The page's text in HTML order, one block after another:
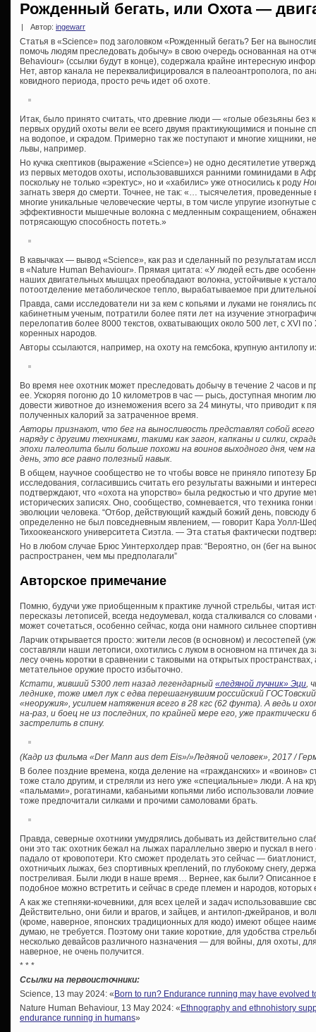
Рожденный бегать, или Охота —
Автор: ingewarr
Статья в «Science» под заголовком «Рожденный бегать? Бег на
помочь людям преследовать добычу» в свою очередь основанная на
Behaviour» (ссылки будут в конце), содержала крайне интересную
Нет, автор канала не переквалифицировался в палеоантрополога, по
ковидного периода, просто речь идет об охоте.
Итак, было принято считать, что древние люди — «голые обезьяны без
первых орудий охоты вели ее всего двумя практикующимися и поныне
на водопое, и скрадом. Примерно так же поступают и многие хищники,
львы, например.
Но кучка скептиков (выражение «Science») не одно десятилетие
из первых методов охоты, использовавшихся ранними гоминидами в
поскольку не только «эректус», но и «хабилис» уже относились к роду
загнать зверя до смерти. Точнее, не так: «… тысячелетия,
многие уникальные человеческие черты, в том числе упругие
эффективности мышечные волокна с медленным сокращением,
потрясающую способность потеть.»
В кавычках — вывод «Science», как раз и сделанный по результатам
в «Nature Human Behaviour». Прямая цитата: «У людей есть две
наших двигательных мышцах преобладают волокна, устойчивые к
потоотделение метаболическое тепло, вырабатываемое при
Правда, сами исследователи ни за кем с копьями и луками не гонялись
кабинетным ученым, потратили более пяти лет на изучение
перелопатив более 8000 текстов, охватывающих около 500 лет, с XVI
коренных народов.
Авторы ссылаются, например, на охоту на гемсбока, крупную антилопу
Во время нее охотник может преследовать добычу в течение 2 часов и
ее. Ускоряя погоню до 10 километров в час — рысь, доступная многим
довести животное до изнеможения всего за 24 минуты, что приводит к
полученных калорий за затраченное время.
Авторы признают, что бег на выносливость представлял собой
наряду с другими техниками, такими как загон, капканы и силки,
эпохи палеолита были больше похожи на воинов выходного дня, чем
день, это все равно полезный навык.
В общем, научное сообщество не то чтобы вовсе не приняло гипотезу
исследования, согласившись считать его результаты важными и
подтверждают, что «охота на упорство» была редкостью и что другие
исторических записях. Оно, сообщество, сомневается, что техника
эволюции человека. “Отбор, действующий каждый божий день, повсюду
определенно не был повседневным явлением, — говорит Кара Уолл-
Тихоокеанского университета Сиэтла. — Эта статья фактически
Но в любом случае Брюс Уинтерхолдер прав: “Вероятно, он (бег на
распространен, чем мы предполагали”
Авторское примечание
Помню, будучи уже приобщенным к практике лучной стрельбы, читая
пересказы летописей, всегда недоумевал, когда сталкивался со
может сочетаться, особенно сейчас, когда они намного сильнее
Ларчик открывается просто: жители лесов (в основном) и лесостепей
составляли наши летописи, охотились с луком в основном на птичек да
лесу очень коротки в сравнении с таковыми на открытых
метательное оружие просто избыточно.
Кстати, живший 5300 лет назад легендарный «ледяной лучник» Эци,
леднике, тоже имел лук с едва перешагнувшим российский
«неоружия», усилием натяжения всего в 28 кгс (62 фунта). А ведь и
на-раз, и боец не из последних, по крайней мере его, уже практически
застрелить в спину.
(Кадр из фильма «Der Mann aus dem Eis»/»Ледяной человек», 2017 /
В более поздние времена, когда деление на «гражданских» и
тоже стало другим, и стреляли из него уже «специальные» люди. А на
«пальмами», рогатинами, кабаньими копьями либо использовали
тоже предпочитали силками и прочими самоловами брать.
Правда, северные охотники умудрялись добывать из действительно
они это так: охотник бежал на лыжах параллельно зверю и пускал в
падало от кровопотери. Кто сможет проделать это сейчас —
охотничьих лыжах, без спортивных креплений, по глубокому снегу,
постреливая. Были люди в наше время… Вернее, как были? Описанное
подобное можно встретить и сейчас в среде племен и народов,
А как же степняки-кочевники, для всех целей и задач использовавшие
Действительно, они били и врагов, и зайцев, и антилоп-джейранов, и
(кроме, наверное, японских традиционных для кюдо) имеют общее
думаю, не требуется. Поэтому они такие короткие, для удобства
несколько девайсов различного назначения — для войны, для охоты,
наверное, не очень получится.
* * *
Ссылки на первоисточники:
Science, 13 may 2024: « Born to run? Endurance running may have evolved
Nature Human Behaviour, 13 May 2024: « Ethnography and ethnohistory
endurance running in humans»